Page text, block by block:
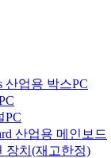
산업용 박스PC
PC
산업용 메인보드
장치(재고한정)